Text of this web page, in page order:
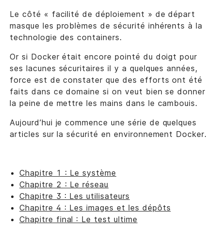
Le côté « facilité de déploiement » de départ
masque les problèmes de sécurité inhérents à la
technologie des containers.
Or si Docker était encore pointé du doigt pour
ses lacunes sécuritaires il y a quelques années,
force est de constater que des efforts ont été
faits dans ce domaine si on veut bien se donner
la peine de mettre les mains dans le cambouis.
Aujourd’hui je commence une série de quelques
articles sur la sécurité en environnement Docker.
Chapitre 1 : Le système
Chapitre 2 : Le réseau
Chapitre 3 : Les utilisateurs
Chapitre 4 : Les images et les dépôts
Chapitre final : Le test ultime